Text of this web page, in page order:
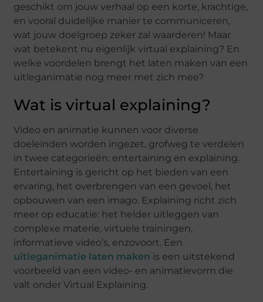
geschikt om jouw verhaal op een korte, krachtige,
en vooral duidelijke manier te communiceren,
wat jouw doelgroep zeker zal waarderen! Maar
wat betekent nu eigenlijk virtual explaining? En
welke voordelen brengt het laten maken van een
uitleganimatie nog meer met zich mee?
Wat is virtual explaining?
Video en animatie kunnen voor diverse
doeleinden worden ingezet, grofweg te verdelen
in twee categorieën: entertaining en explaining.
Entertaining is gericht op het bieden van een
ervaring, het overbrengen van een gevoel, het
opbouwen van een imago. Explaining richt zich
meer op educatie: het helder uitleggen van
complexe materie, virtuele trainingen,
informatieve video’s, enzovoort. Een
uitleganimatie laten maken is een uitstekend
voorbeeld van een video- en animatievorm die
valt onder Virtual Explaining.